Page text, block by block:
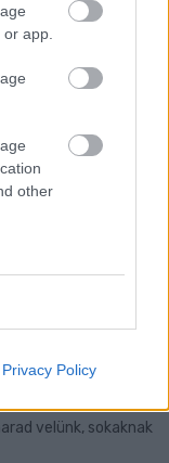
app.
other
Privacy Policy
velünk, sokaknak